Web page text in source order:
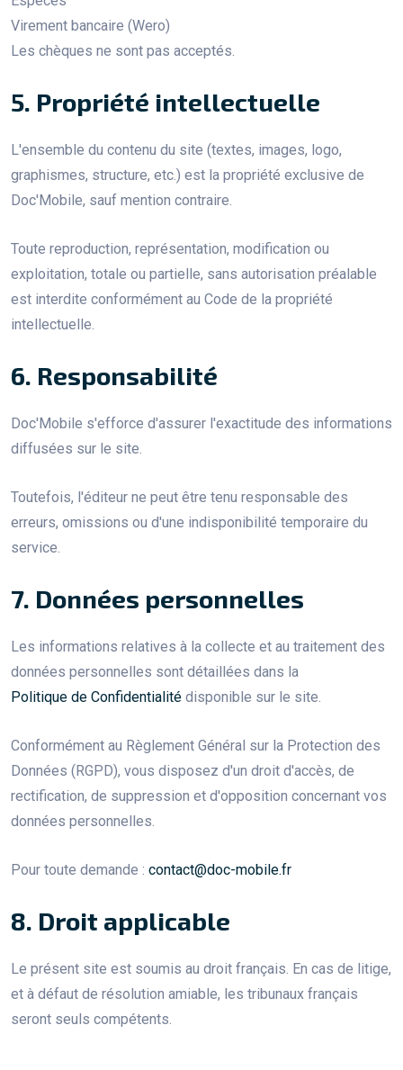
Virement bancaire (Wero)
Les chèques ne sont pas acceptés.
5. Propriété intellectuelle
L'ensemble du contenu du site (textes, images, logo,
graphismes, structure, etc.) est la propriété exclusive de
Doc'Mobile, sauf mention contraire.
Toute reproduction, représentation, modification ou
exploitation, totale ou partielle, sans autorisation préalable
est interdite conformément au Code de la propriété
intellectuelle.
6. Responsabilité
Doc'Mobile s'efforce d'assurer l'exactitude des informations
diffusées sur le site.
Toutefois, l'éditeur ne peut être tenu responsable des
erreurs, omissions ou d'une indisponibilité temporaire du
service.
7. Données personnelles
Les informations relatives à la collecte et au traitement des
données personnelles sont détaillées dans la
Politique de Confidentialité disponible sur le site.
Conformément au Règlement Général sur la Protection des
Données (RGPD), vous disposez d'un droit d'accès, de
rectification, de suppression et d'opposition concernant vos
données personnelles.
Pour toute demande : contact@doc-mobile.fr
8. Droit applicable
Le présent site est soumis au droit français. En cas de litige,
et à défaut de résolution amiable, les tribunaux français
seront seuls compétents.